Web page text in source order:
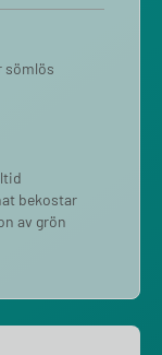
sömlös
bekostar
av grön